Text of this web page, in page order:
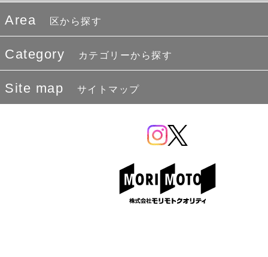
Area 区から探す
Category カテゴリーから探す
Site map サイトマップ